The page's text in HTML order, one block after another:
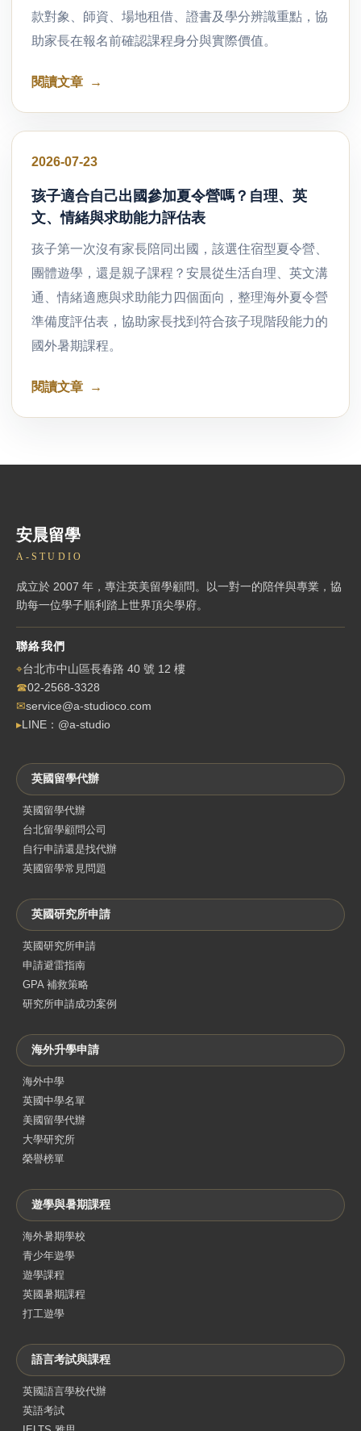
款對象、師資、場地租借、證書及學分辨識重點，協
助家長在報名前確認課程身分與實際價值。
閱讀文章
好文分享
2026-07-23
孩子適合自己出國參加夏令營嗎？自理、英
文、情緒與求助能力評估表
孩子第一次沒有家長陪同出國，該選住宿型夏令營、
團體遊學，還是親子課程？安晨從生活自理、英文溝
通、情緒適應與求助能力四個面向，整理海外夏令營
準備度評估表，協助家長找到符合孩子現階段能力的
國外暑期課程。
閱讀文章
安晨留學
A-STUDIO
成立於 2007 年，專注英美留學顧問。以一對一的陪伴與專業，協
助每一位學子順利踏上世界頂尖學府。
聯絡我們
⌖台北市中山區長春路 40 號 12 樓
☎02-2568-3328
✉service@a-studioco.com
▸LINE：@a-studio
英國留學代辦
英國留學代辦
台北留學顧問公司
自行申請還是找代辦
英國留學常見問題
英國研究所申請
英國研究所申請
申請避雷指南
GPA 補救策略
研究所申請成功案例
海外升學申請
海外中學
英國中學名單
美國留學代辦
大學研究所
榮譽榜單
遊學與暑期課程
海外暑期學校
青少年遊學
遊學課程
英國暑期課程
打工遊學
語言考試與課程
英國語言學校代辦
英語考試